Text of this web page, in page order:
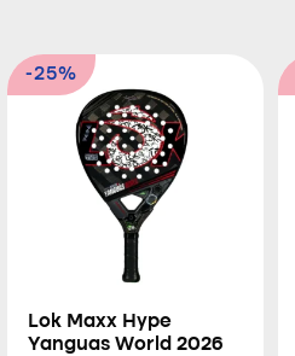
-25%
Lok Maxx Hype
Yanguas World 2026